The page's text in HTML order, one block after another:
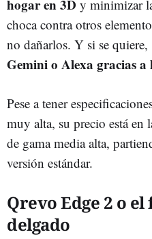
hogar en 3D y minimizar
choca contra otros
no dañarlos. Y si se quiere,
Gemini o Alexa gracias
Pese a tener
muy alta, su precio está
de gama media alta,
versión estándar.
Qrevo Edge 2 o
delgado